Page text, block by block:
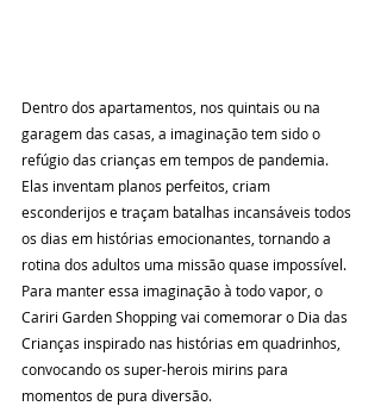
Dentro dos apartamentos, nos quintais ou na
garagem das casas, a imaginação tem sido o
refúgio das crianças em tempos de pandemia.
Elas inventam planos perfeitos, criam
esconderijos e traçam batalhas incansáveis todos
os dias em histórias emocionantes, tornando a
rotina dos adultos uma missão quase impossível.
Para manter essa imaginação à todo vapor, o
Cariri Garden Shopping vai comemorar o Dia das
Crianças inspirado nas histórias em quadrinhos,
convocando os super-herois mirins para
momentos de pura diversão.